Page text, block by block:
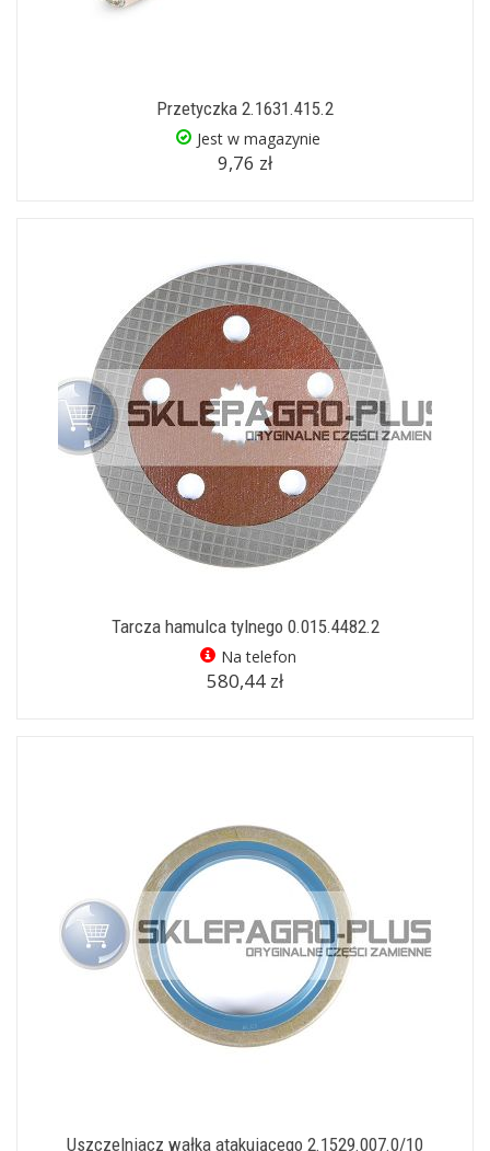
Przetyczka 2.1631.415.2
Jest w magazynie
9,76 zł
Tarcza hamulca tylnego 0.015.4482.2
Na telefon
580,44 zł
Uszczelniacz wałka atakującego 2.1529.007.0/10